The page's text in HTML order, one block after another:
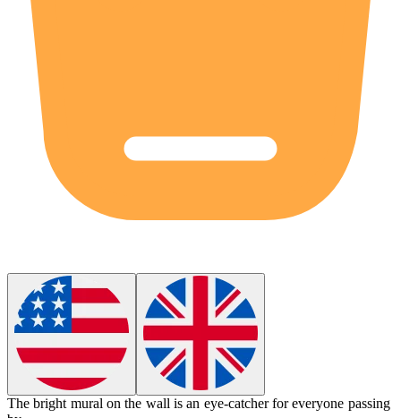
The bright mural on the wall is an eye-catcher for everyone passing